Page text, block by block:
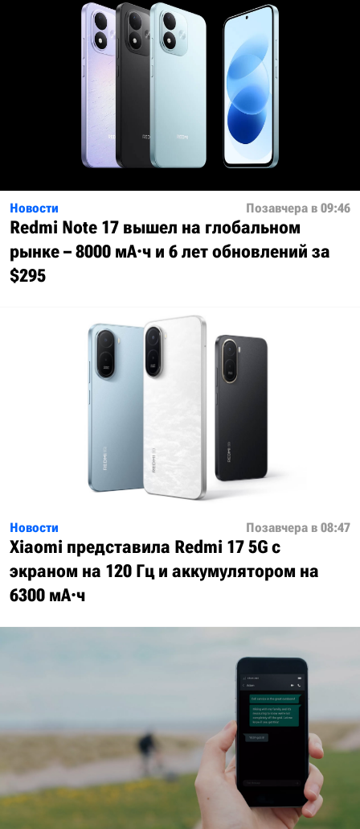
Новости Позавчера в 09:46
Redmi Note 17 вышел на глобальном
рынке – 8000 мА·ч и 6 лет обновлений за
$295
Новости Позавчера в 08:47
Xiaomi представила Redmi 17 5G с
экраном на 120 Гц и аккумулятором на
6300 мА·ч